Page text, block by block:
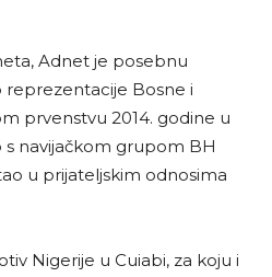
Adnet je posebnu
reprezentacije Bosne i
prvenstvu 2014. godine u
s navijačkom grupom BH
u prijateljskim odnosima
Nigerije u Cuiabi, za koju i